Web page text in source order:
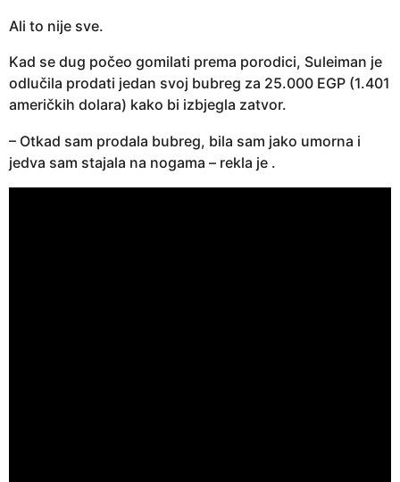
Ali to nije sve.
Kad se dug počeo gomilati prema porodici, Suleiman je
odlučila prodati jedan svoj bubreg za 25.000 EGP (1.401
američkih dolara) kako bi izbjegla zatvor.
– Otkad sam prodala bubreg, bila sam jako umorna i
jedva sam stajala na nogama – rekla je .